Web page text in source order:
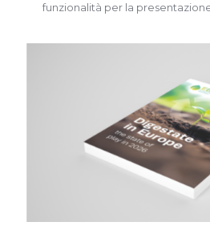
funzionalità per la